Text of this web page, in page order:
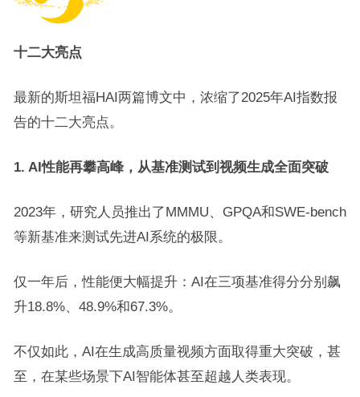
十二大亮点
最新的斯坦福HAI两篇博文中，浓缩了2025年AI指数报
告的十二大亮点。
1. AI性能再攀高峰，从基准测试到视频生成全面突破
2023年，研究人员推出了MMMU、GPQA和SWE-bench
等新基准来测试先进AI系统的极限。
仅一年后，性能便大幅提升：AI在三项基准得分分别飙
升18.8%、48.9%和67.3%。
不仅如此，AI在生成高质量视频方面取得重大突破，甚
至，在某些场景下AI智能体甚至超越人类表现。